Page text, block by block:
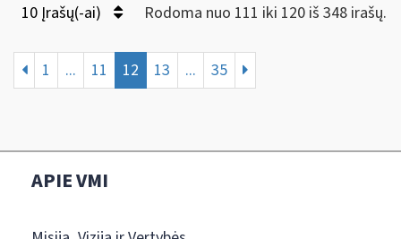
10 Įrašų(-ai) Rodoma nuo 111 iki 120 iš 348 irašų.
1 ... 11 12 13 ... 35
APIE VMI